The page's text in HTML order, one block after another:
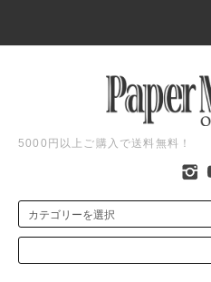
5000円以上ご購入で送料無料！